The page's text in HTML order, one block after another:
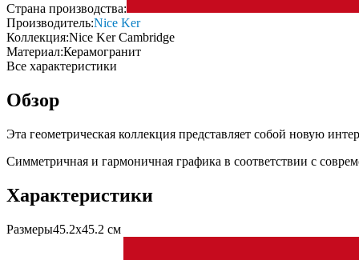
Страна производства:
Производитель:Nice Ker
Коллекция:Nice Ker Cambridge
Материал:Керамогранит
Все характеристики
Обзор
Эта геометрическая коллекция представляет собой новую
Симметричная и гармоничная графика в соответствии с
Характеристики
Размеры45.2х45.2 см